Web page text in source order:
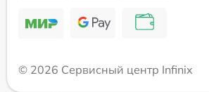
© 2026 Сервисный центр Infinix